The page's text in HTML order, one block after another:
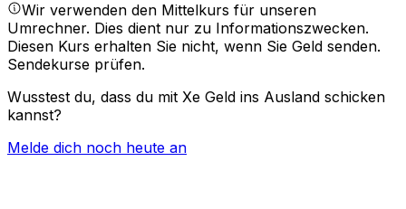
Wir verwenden den Mittelkurs für unseren
Umrechner. Dies dient nur zu Informationszwecken.
Diesen Kurs erhalten Sie nicht, wenn Sie Geld senden.
Sendekurse prüfen.
Wusstest du, dass du mit Xe Geld ins Ausland schicken
kannst?
Melde dich noch heute an